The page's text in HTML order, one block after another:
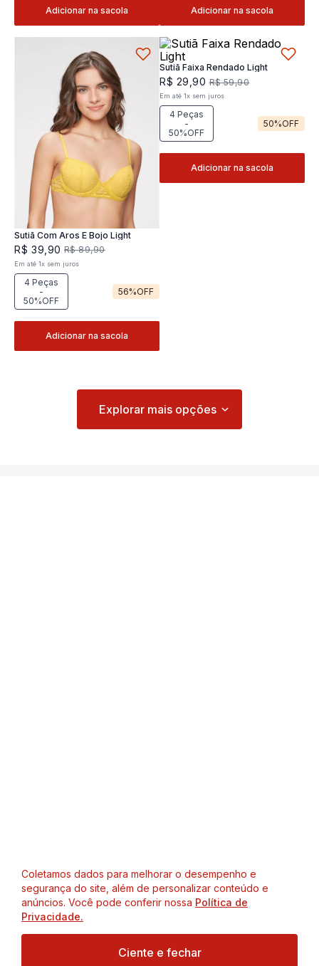
Coletamos dados para melhorar o desempenho e
segurança do site, além de personalizar conteúdo e
anúncios. Você pode conferir nossa Política de
Privacidade.
Ciente e fechar
Adicionar na sacola Adicionar na sacola
Sutiã Com Aros E Bojo Light
R$ 39 90 R$ 89,90
Em até1x sem juros
4 Peças
-
50%OFF
56%OFF
Adicionar na sacola
Sutiã Faixa Rendado Light
R$ 29 ,90 R$ 59,90
Em até 1x sem juros
4 Peças
-
50%OFF
50%OFF
Adicionar na sacola